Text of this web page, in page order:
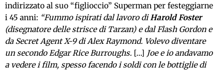
indirizzato al suo “figlioccio” Superman per festeggiarne
i 45 anni: “Fummo ispirati dal lavoro diHarold Foster
(disegnatore delle strisce di Tarzan) e dal Flash Gordon e
da Secret Agent X-9 di Alex Raymond. Volevo diventare
un secondo Edgar Rice Burroughs. […] Joe e io andavamo
a vedere i film, spesso facendo i soldi con le bottiglie di